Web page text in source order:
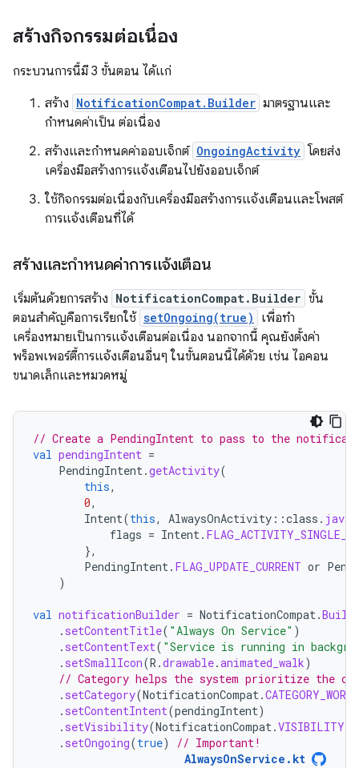
สร้างกิจกรรมต่อเนื่อง
กระบวนการนี้มี 3 ขั้นตอน ได้แก่
สร้าง NotificationCompat.Builder มาตรฐานและ
กำหนดค่าเป็น ต่อเนื่อง
สร้างและกำหนดค่าออบเจ็กต์ OngoingActivity โดยส่ง
เครื่องมือสร้างการแจ้งเตือนไปยังออบเจ็กต์
ใช้กิจกรรมต่อเนื่องกับเครื่องมือสร้างการแจ้งเตือนและโพสต์
การแจ้งเตือนที่ได้
สร้างและกำหนดค่าการแจ้งเตือน
เริ่มต้นด้วยการสร้าง NotificationCompat.Builder ขั้น
ตอนสำคัญคือการเรียกใช้ setOngoing(true)
เพื่อทำ
เครื่องหมายเป็นการแจ้งเตือนต่อเนื่อง นอกจากนี้ คุณยังตั้งค่า
พร็อพเพอร์ตี้การแจ้งเตือนอื่นๆ ในขั้นตอนนี้ได้ด้วย เช่น ไอคอน
ขนาดเล็กและหมวดหมู่
// Create a PendingIntent to pass to the
val pendingIntent =
PendingIntent.getActivity(
this,
0,
Intent(this, AlwaysOnActivity ::class . java
flags = Intent.
},
PendingIntent. FLAG_UPDATE_CURRENT or
)
val notificationBuilder = NotificationCompat.
. setContentTitle( "Always On Service" )
. setContentText( "Service is running in
. setSmallIcon(R .drawable.animated_walk)
// Category helps the system prioritize the
. setCategory(NotificationCompat.
. setContentIntent(pendingIntent)
. setVisibility(NotificationCompat.
. setOngoing(true)
// Important!
AlwaysOnService.kt